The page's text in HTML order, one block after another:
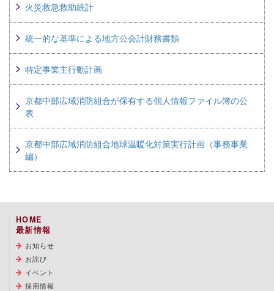
火災救急救助統計
統一的な基準による地方公会計財務書類
特定事業主行動計画
京都中部広域消防組合が保有する個人情報ファイル簿の公
表
京都中部広域消防組合地球温暖化対策実行計画（事務事業
編）
HOME
最新情報
お知らせ
お詫び
イベント
採用情報